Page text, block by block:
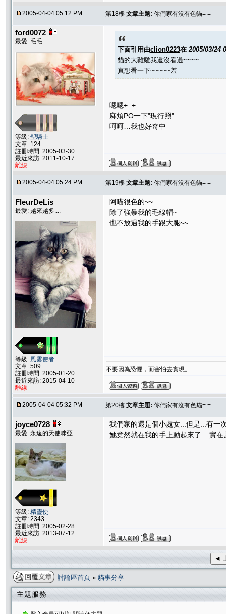
2005-04-04 05:12 PM 第18樓 文章主題: 你們家有沒有色貓= =
ford0072
最愛: 毛毛
等級: 聖騎士
文章: 124
註冊時間: 2005-03-30
最近來訪: 2011-10-17
離線
下面引用由clion0223在 2005/03/24
貓的大雞雞我還沒看過~~~~
真想看一下~~~~~羞
嗯嗯+_+
麻煩PO一下"現行照"
呵呵…我也好奇中
2005-04-04 05:24 PM 第19樓 文章主題: 你們家有沒有色貓= =
FleurDeLis
最愛: 越來越多....
等級: 風雲使者
文章: 509
註冊時間: 2005-01-20
最近來訪: 2015-04-10
離線
阿喵很色的~~
除了強暴我的毛線帽~
也不放過我的手跟大腿~~
不要因為恐懼，而害怕去實現。
2005-04-04 05:32 PM 第20樓 文章主題: 你們家有沒有色貓= =
joyce0728
最愛: 永遠的天使咪亞
等級: 精靈使
文章: 2343
註冊時間: 2005-02-28
最近來訪: 2013-07-12
離線
我們家的還是個小處女...但是...有一
她竟然就在我的手上動起來了....實
◄
討論區首頁 » 貓事分享
主題服務